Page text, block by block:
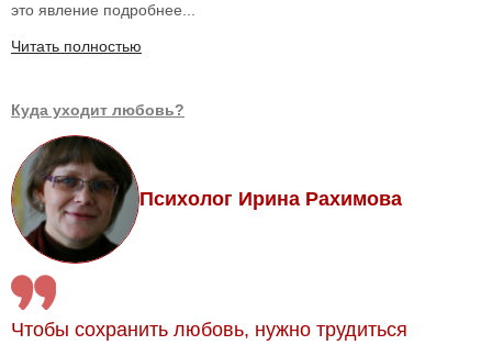
это явление подробнее...
Читать полностью
Куда уходит любовь?
Психолог Ирина Рахимова
Чтобы сохранить любовь, нужно трудиться